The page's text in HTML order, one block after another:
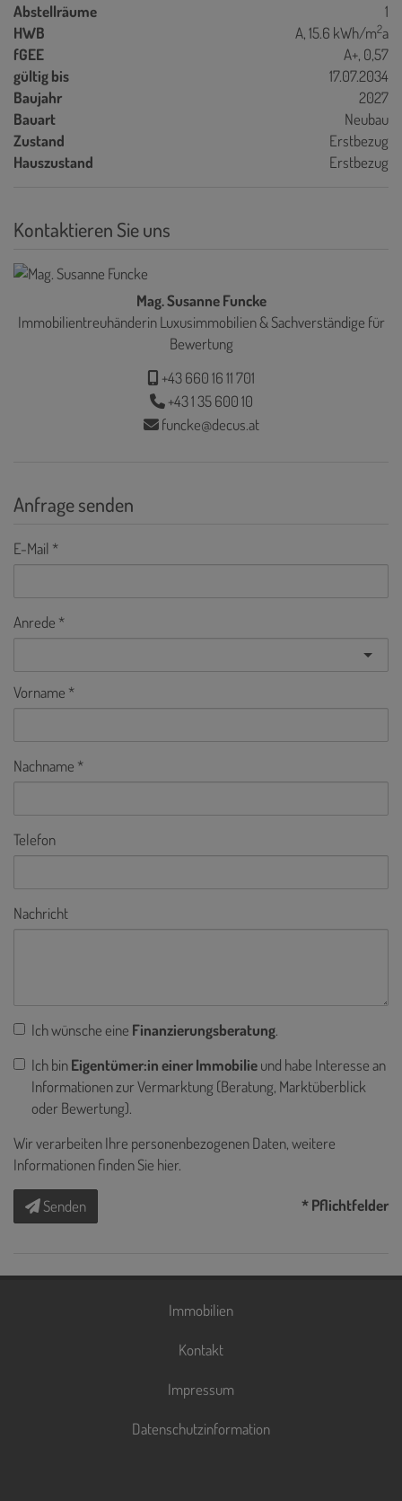
Abstellräume
1
HWB
A, 15.6 kWh/m2a
fGEE
A+, 0,57
gültig bis
17.07.2034
Baujahr
2027
Bauart
Neubau
Zustand
Erstbezug
Hauszustand
Erstbezug
Kontaktieren Sie uns
Mag. Susanne Funcke
Immobilientreuhänderin Luxusimmobilien & Sachverständige für
Bewertung
+43 660 16 11 701
+43 1 35 600 10
funcke@decus.at
Anfrage senden
E-Mail
Anrede
Vorname
Nachname
Telefon
Nachricht
Ich wünsche eine Finanzierungsberatung.
Ich binEigentümer:in einer Immobilieund habe Interesse an
Informationen zur Vermarktung (Beratung, Marktüberblick
oder Bewertung).
Wir verarbeiten Ihre personenbezogenen Daten, weitere
Informationen finden Sie hier.
Senden * Pflichtfelder
Immobilien
Kontakt
Impressum
Datenschutzinformation